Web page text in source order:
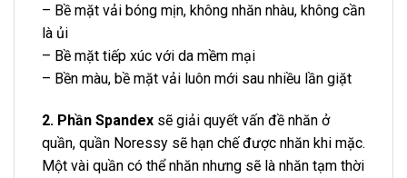
– Bề mặt vải bóng mịn, không nhăn nhàu, không cần
là ủi
– Bề mặt tiếp xúc với da mềm mại
– Bền màu, bề mặt vải luôn mới sau nhiều lần giặt
2. Phần Spandex sẽ giải quyết vấn đề nhăn ở
quần, quần Noressy sẽ hạn chế được nhăn khi mặc.
Một vài quần có thể nhăn nhưng sẽ là nhăn tạm thời